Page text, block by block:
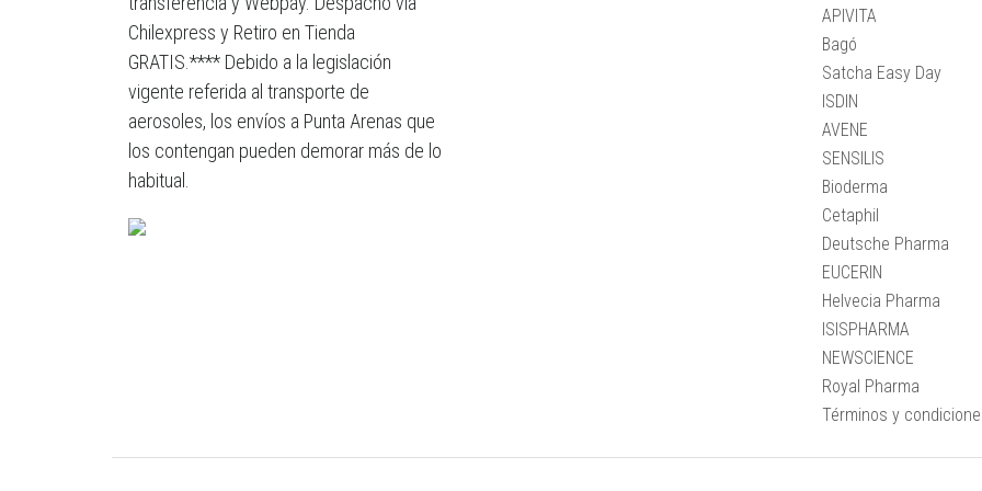
Chilexpress y Retiro en Tienda
GRATIS.**** Debido a la legislación
vigente referida al transporte de
aerosoles, los envíos a Punta Arenas que
los contengan pueden demorar más de lo
habitual.
APIVITA
Bagó
Satcha Easy Day
ISDIN
AVENE
SENSILIS
Bioderma
Cetaphil
Deutsche Pharma
EUCERIN
Helvecia Pharma
ISISPHARMA
NEWSCIENCE
Royal Pharma
Términos y